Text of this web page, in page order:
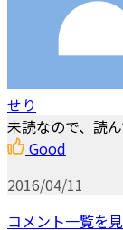
せり
未読なので、読ん
Good
2016/04/11
コメント一覧を